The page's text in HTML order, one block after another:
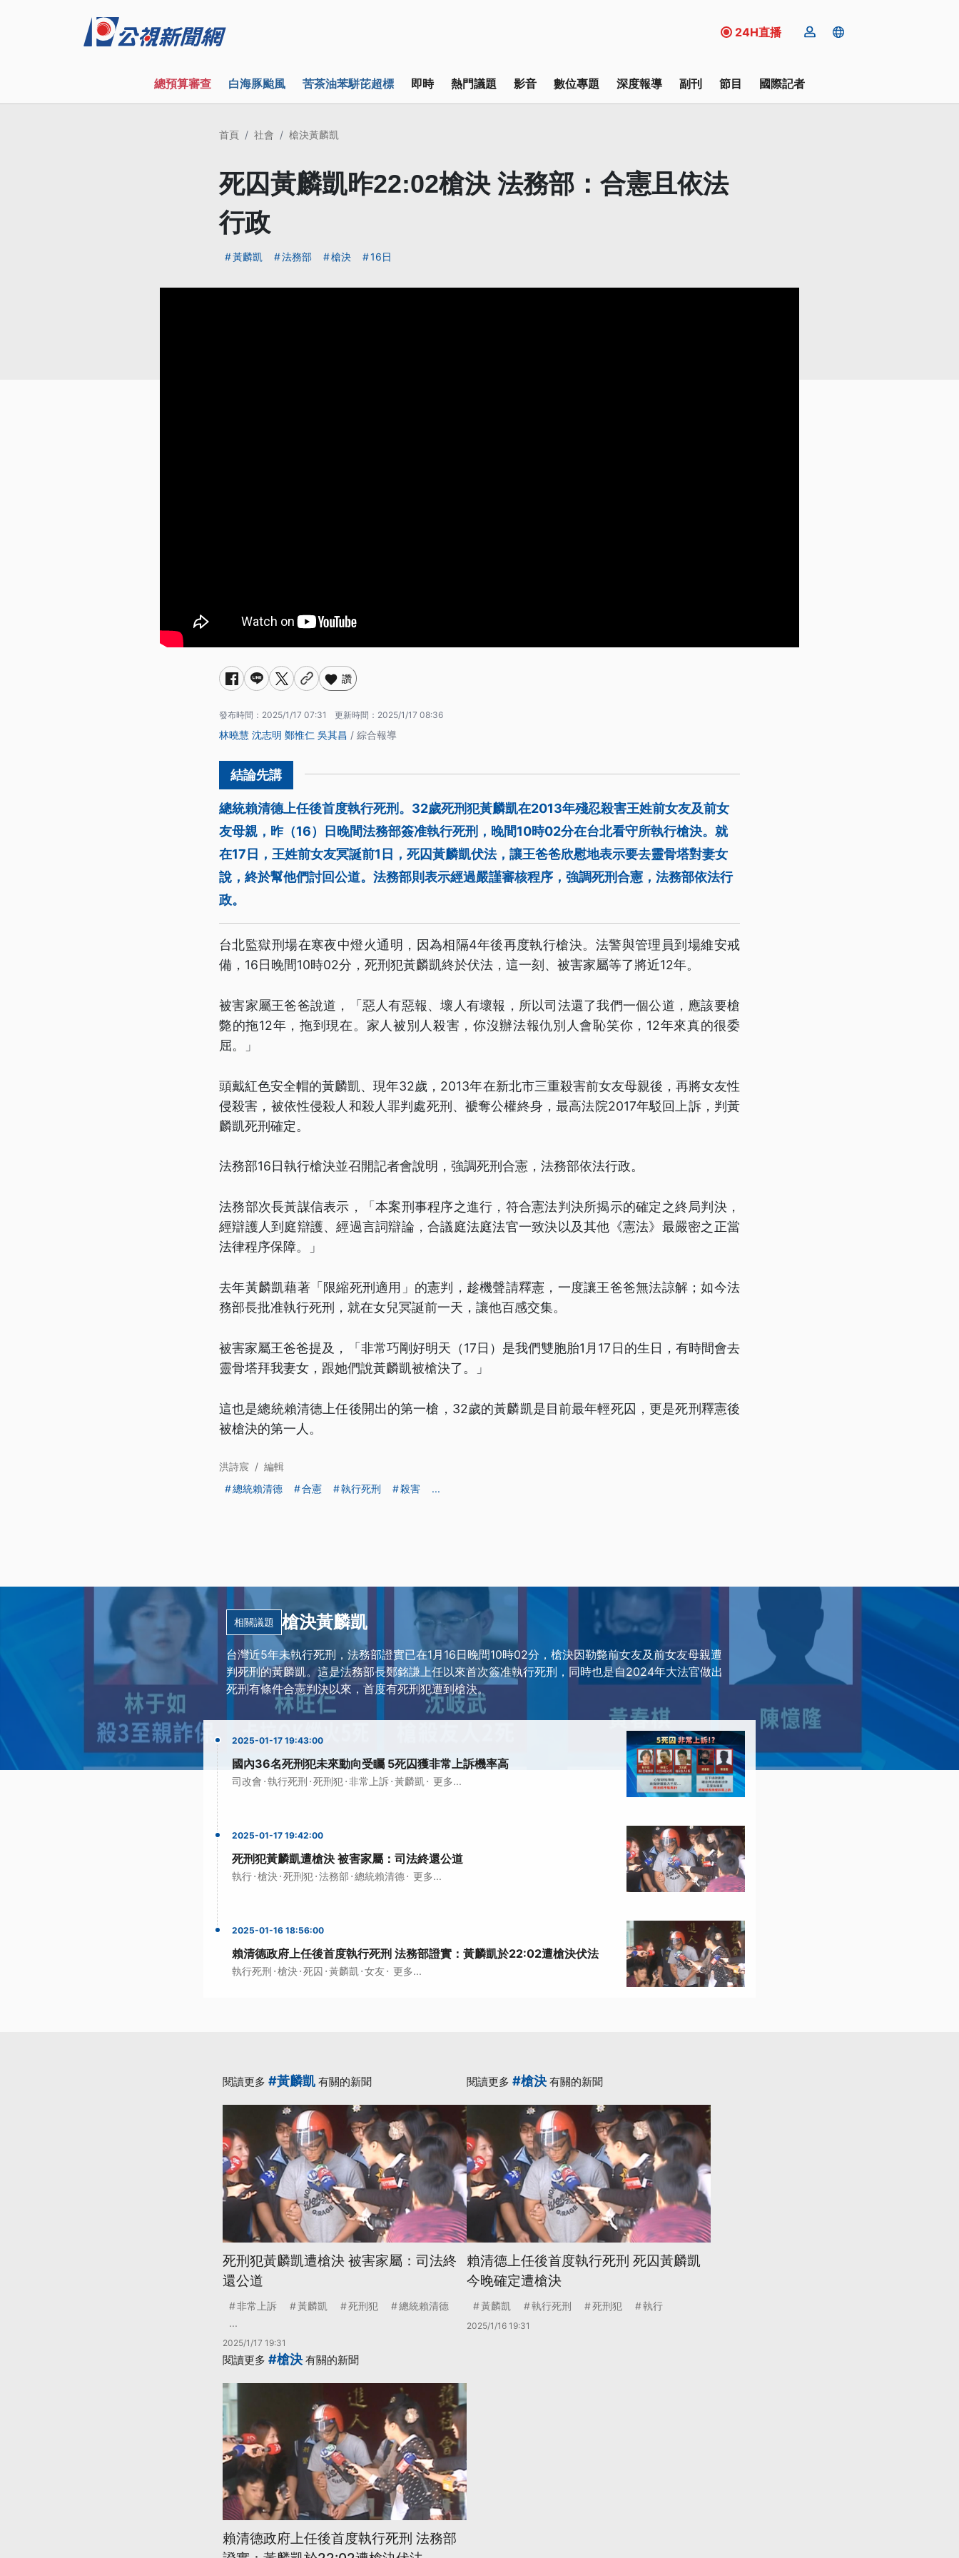
24H直播
總預算審查 白海豚颱風 苦茶油苯駢芘超標 即時 熱門議題 影音 數位專題 深度報導 副刊 節目 國際記者
首頁 社會 槍決黃麟凱
死囚黃麟凱昨22:02槍決 法務部：合憲且依法
行政
黃麟凱 法務部 槍決 16日
讚
發布時間： 2025/1/17 07:31 更新時間： 2025/1/17 08:36
林曉慧 沈志明 鄭惟仁 吳其昌 / 綜合報導
總統賴清德上任後首度執行死刑。32歲死刑犯黃麟凱在2013年殘忍殺害王姓前女友及前女
友母親，昨（16）日晚間法務部簽准執行死刑，晚間10時02分在台北看守所執行槍決。就
在17日，王姓前女友冥誕前1日，死囚黃麟凱伏法，讓王爸爸欣慰地表示要去靈骨塔對妻女
說，終於幫他們討回公道。法務部則表示經過嚴謹審核程序，強調死刑合憲，法務部依法行
政。
台北監獄刑場在寒夜中燈火通明，因為相隔4年後再度執行槍決。法警與管理員到場維安戒
備，16日晚間10時02分，死刑犯黃麟凱終於伏法，這一刻、被害家屬等了將近12年。
被害家屬王爸爸說道，「惡人有惡報、壞人有壞報，所以司法還了我們一個公道，應該要槍
斃的拖12年，拖到現在。家人被別人殺害，你沒辦法報仇別人會恥笑你，12年來真的很委
屈。」
頭戴紅色安全帽的黃麟凱、現年32歲，2013年在新北市三重殺害前女友母親後，再將女友性
侵殺害，被依性侵殺人和殺人罪判處死刑、褫奪公權終身，最高法院2017年駁回上訴，判黃
麟凱死刑確定。
法務部16日執行槍決並召開記者會說明，強調死刑合憲，法務部依法行政。
法務部次長黃謀信表示，「本案刑事程序之進行，符合憲法判決所揭示的確定之終局判決，
經辯護人到庭辯護、經過言詞辯論，合議庭法庭法官一致決以及其他《憲法》最嚴密之正當
法律程序保障。」
去年黃麟凱藉著「限縮死刑適用」的憲判，趁機聲請釋憲，一度讓王爸爸無法諒解；如今法
務部長批准執行死刑，就在女兒冥誕前一天，讓他百感交集。
被害家屬王爸爸提及，「非常巧剛好明天（17日）是我們雙胞胎1月17日的生日，有時間會去
靈骨塔拜我妻女，跟她們說黃麟凱被槍決了。」
這也是總統賴清德上任後開出的第一槍，32歲的黃麟凱是目前最年輕死囚，更是死刑釋憲後
被槍決的第一人。
洪詩宸 / 編輯
總統賴清德
合憲 執行死刑 殺害 ...
相關議題 槍決黃麟凱
台灣近5年未執行死刑，法務部證實已在1月16日晚間10時02分，槍決因勒斃前女友及前女友母親遭
判死刑的黃麟凱。這是法務部長鄭銘謙上任以來首次簽准執行死刑，同時也是自2024年大法官做出
死刑有條件合憲判決以來，首度有死刑犯遭到槍決。
2025-01-17 19:43:00
國內36名死刑犯未來動向受矚 5死囚獲非常上訴機率高
司改會 ·執行死刑 ·死刑犯·非常上訴·黃麟凱 · 更多...
2025-01-17 19:42:00
死刑犯黃麟凱遭槍決 被害家屬：司法終還公道
執行·槍決·死刑犯·法務部 ·總統賴清德· 更多...
2025-01-16 18:56:00
賴清德政府上任後首度執行死刑 法務部證實：黃麟凱於22:02遭槍決伏法
執行死刑 ·槍決·死囚 ·黃麟凱 ·女友· 更多...
閱讀更多 #黃麟凱 有關的新聞
死刑犯黃麟凱遭槍決 被害家屬：司法終
還公道
非常上訴 黃麟凱 死刑犯
總統賴清德
...
2025/1/17 19:31
閱讀更多 #槍決 有關的新聞
賴清德上任後首度執行死刑 死囚黃麟凱
今晚確定遭槍決
黃麟凱 執行死刑 死刑犯 執行
2025/1/16 19:31
閱讀更多 #槍決 有關的新聞
賴清德政府上任後首度執行死刑 法務部